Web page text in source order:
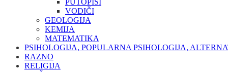
PUTOPISI
VODIČI
GEOLOGIJA
KEMIJA
MATEMATIKA
PSIHOLOGIJA, POPULARNA PSIHOLOGIJA,
RAZNO
RELIGIJA